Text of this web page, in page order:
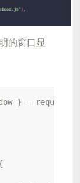
的窗口显
} =